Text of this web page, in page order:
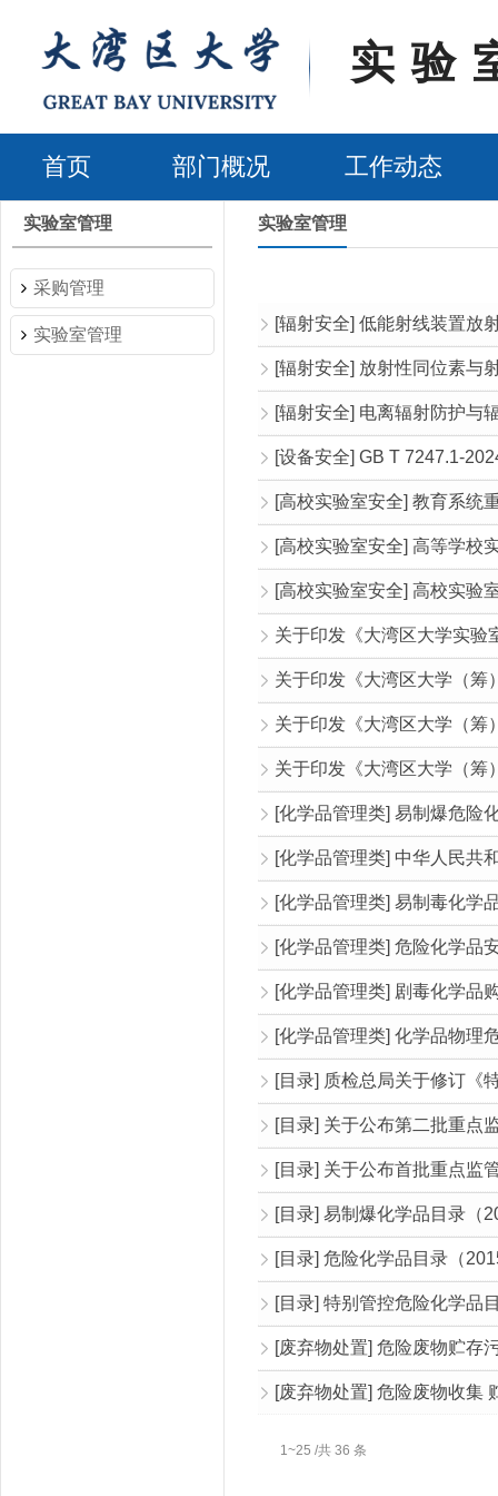
实验
首页 部门概况 工作动态
实验室管理
采购管理
实验室管理
实验室管理
[辐射安全] 低能射线装置放
[辐射安全] 放射性同位素与
[辐射安全] 电离辐射防护与
[设备安全] GB T 7247.1-
[高校实验室安全] 教育系统
[高校实验室安全] 高等学校
[高校实验室安全] 高校实验
关于印发《大湾区大学实验
关于印发《大湾区大学（筹
[化学品管理类] 易制爆危险
[化学品管理类] 中华人民共
[化学品管理类] 易制毒化学
[化学品管理类] 危险化学品
[化学品管理类] 剧毒化学品
[化学品管理类] 化学品物理
[目录] 质检总局关于修订《
[目录] 关于公布第二批重点
[目录] 关于公布首批重点监
[目录] 易制爆化学品目录（
[目录] 危险化学品目录（
[废弃物处置] 危险废物贮存
[废弃物处置] 危险废物收集
1~25 /共 36 条